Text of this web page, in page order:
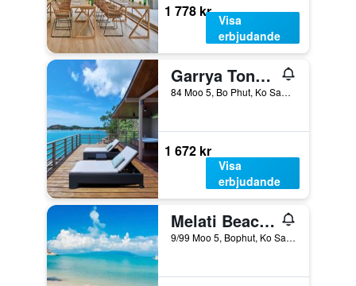
1 778 kr
Visa
erbjudande
Garrya Tongsai Bay Samui
84 Moo 5, Bo Phut, Ko Samui, Thailand
1 672 kr
Visa
erbjudande
Melati Beach Resort & Spa
9/99 Moo 5, Bophut, Ko Samui, Thailand